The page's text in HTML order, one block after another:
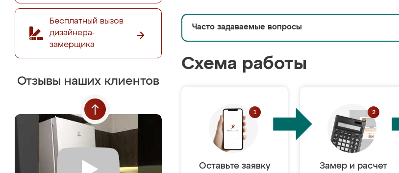
Бесплатный вызов
дизайнера-
замерщика
Отзывы наших клиентов
Часто задаваемые вопросы
Схема работы
Оставьте заявку Замер и расчет